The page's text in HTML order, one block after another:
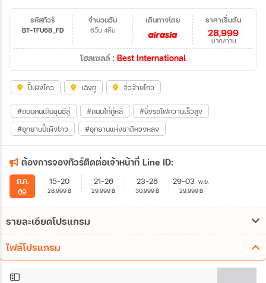
รหัสทัวร์
BT-TFU68_FD
จำนวนวัน
6วัน 4คืน
ราคาเริ่มต้น
28,999
บาท/ท่าน
เดินทางโดย
โฮลเซลล์ : Best International
ปี้เผิงโกว เฉิงตู จิ่วจ้ายโกว
#ถนนคนเดินชุนซีลู่ #ถนนไท่กู่หลี่
#นั่งรถไฟความเร็วสูง
#อุทยานปี้เผิงโกว
#อุทยานแห่งชาติหวงหลง
ต้องการจองทัวร์ติดต่อเจ้าหน้าที่ Line ID:
ต.ค.
69
15-20
28,999฿
21-26
29,999฿
23-28
30,999฿
29-03 พ.ย.
29,999฿
รายละเอียดโปรแกรม
ไฟล์โปรแกรม